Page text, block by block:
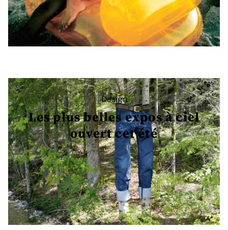
Design
Les plus belles expos à ciel
ouvert cet été